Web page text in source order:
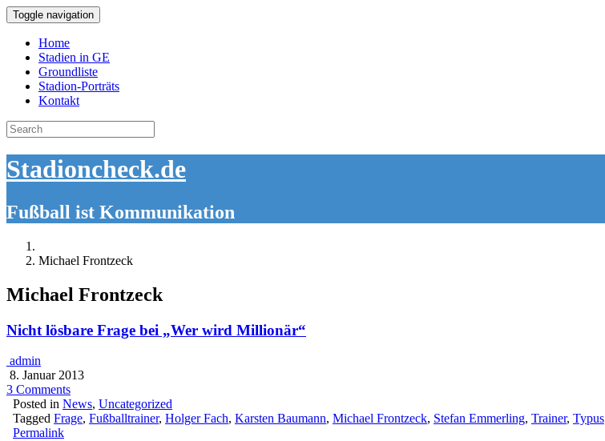
Toggle navigation
Home
Stadien in GE
Groundliste
Stadion-Porträts
Kontakt
Search
for:
Stadioncheck.de
Fußball ist Kommunikation
Michael Frontzeck
Michael Frontzeck
Nicht lösbare Frage bei „Wer wird Millionär“
admin
8. Januar 2013
3 Comments
Posted in News, Uncategorized
Tagged Frage, Fußballtrainer, Holger Fach, Karsten Baumann, Michael Frontzeck, Stefan Emmerling, Trainer, Typus
Permalink